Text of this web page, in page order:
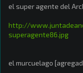
el super agente del
http://
superagente86.jpg
el murcuelago